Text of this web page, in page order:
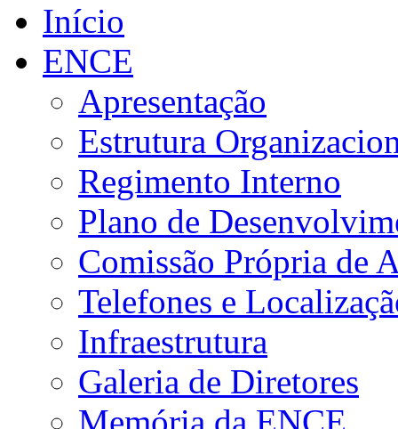
Início
ENCE
Apresentação
Estrutura
Regimento Interno
Plano de
Comissão Própria de
Telefones e
Infraestrutura
Galeria de Diretores
Memória da ENCE